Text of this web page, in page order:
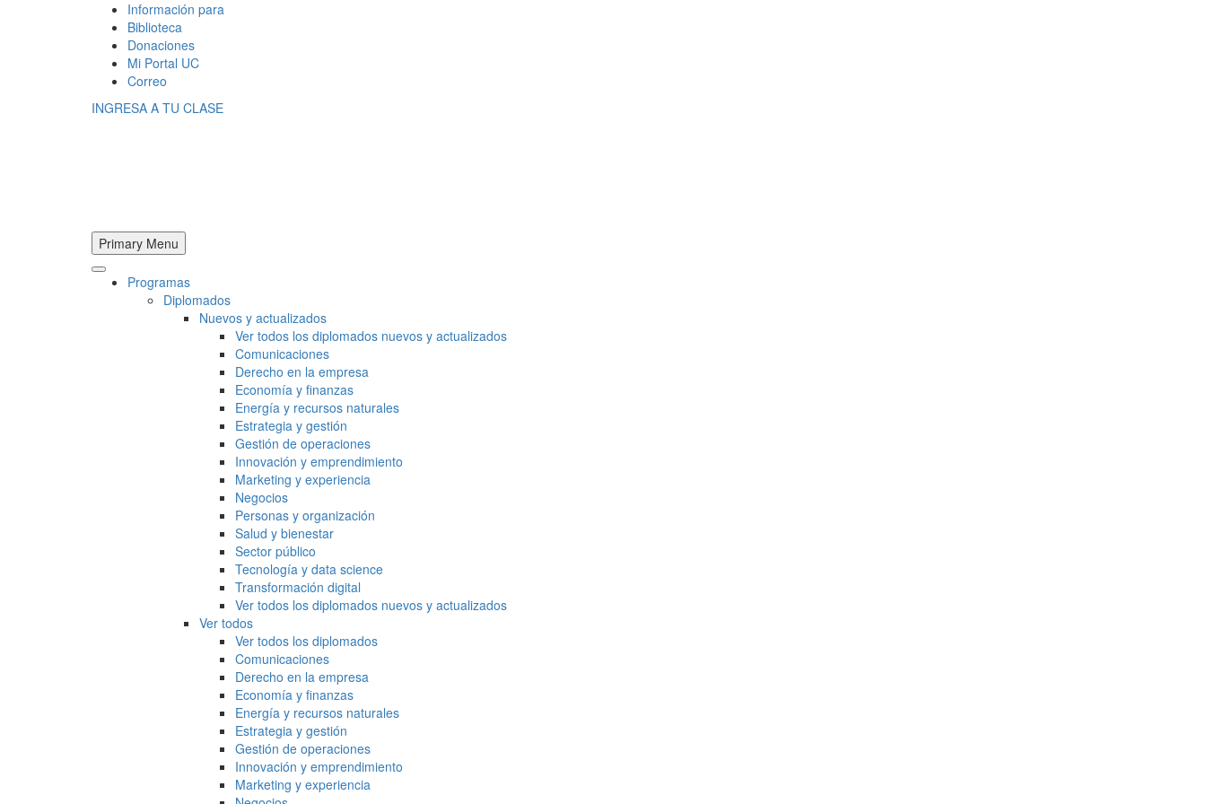
Información para
Biblioteca
Donaciones
Mi Portal UC
Correo
INGRESA A TU CLASE
Primary Menu
Programas
Diplomados
Nuevos y actualizados
Ver todos los diplomados nuevos y actualizados
Comunicaciones
Derecho en la empresa
Economía y finanzas
Energía y recursos naturales
Estrategia y gestión
Gestión de operaciones
Innovación y emprendimiento
Marketing y experiencia
Negocios
Personas y organización
Salud y bienestar
Sector público
Tecnología y data science
Transformación digital
Ver todos los diplomados nuevos y actualizados
Ver todos
Ver todos los diplomados
Comunicaciones
Derecho en la empresa
Economía y finanzas
Energía y recursos naturales
Estrategia y gestión
Gestión de operaciones
Innovación y emprendimiento
Marketing y experiencia